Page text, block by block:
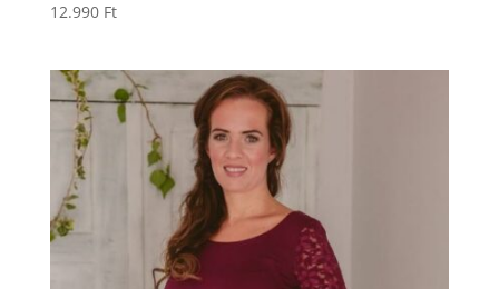
12.990 Ft